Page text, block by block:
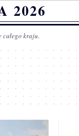
2026
kraju.